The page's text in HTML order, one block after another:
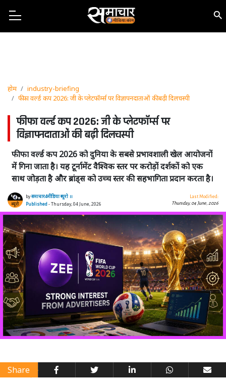
होम
industry-briefing
फीफा वर्ल्ड कप 2026: जी के प्लेटफॉर्म्स पर विज्ञापनदाताओं की बढ़ी दिलचस्पी
फीफा वर्ल्ड कप 2026: जी के प्लेटफॉर्म्स पर
विज्ञापनदाताओं की बढ़ी दिलचस्पी
फीफा वर्ल्ड कप 2026 को दुनिया के सबसे प्रभावशाली खेल आयोजनों
में गिना जाता है। यह टूर्नामेंट वैश्विक स्तर पर करोड़ों दर्शकों को एक
साथ जोड़ता है और ब्रांड्स को उच्च स्तर की सहभागिता प्रदान करता है।
byसमाचार4मीडिया ब्यूरो ।।
Published- Thursday, 04 June, 2026
Last Modified:
Thursday, 04 June, 2026
Share